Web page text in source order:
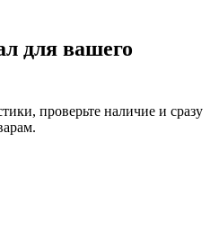
для вашего
проверьте наличие и сразу